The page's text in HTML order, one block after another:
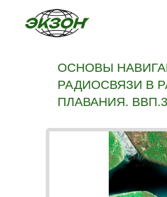
ОСНОВЫ
РАДИОСВЯЗИ В
ПЛАВАНИЯ. ВВП.3